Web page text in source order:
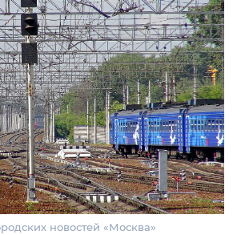
новостей «Москва»